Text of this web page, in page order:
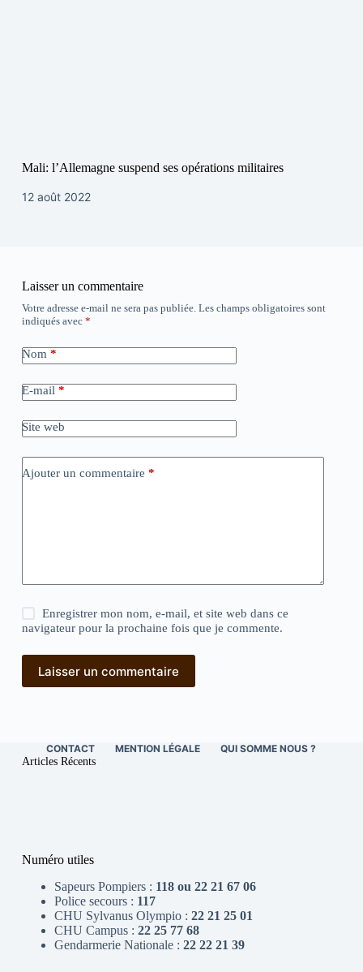
Mali: l’Allemagne suspend ses opérations militaires
12 août 2022
Laisser un commentaire
Votre adresse e-mail ne sera pas publiée. Les champs obligatoires sont
indiqués avec *
Nom *
E-mail *
Site web
Ajouter un commentaire *
Enregistrer mon nom, e-mail, et site web dans ce
navigateur pour la prochaine fois que je commente.
Laisser un commentaire
CONTACT MENTION LÉGALE QUI SOMME NOUS ?
Articles Récents
Numéro utiles
Sapeurs Pompiers : 118 ou 22 21 67 06
Police secours : 117
CHU Sylvanus Olympio : 22 21 25 01
CHU Campus : 22 25 77 68
Gendarmerie Nationale : 22 22 21 39